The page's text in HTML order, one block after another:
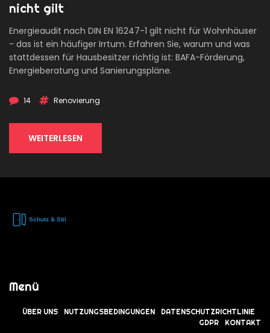
nicht gilt
Energieaudit nach DIN EN 16247-1 gilt nicht für Wohnhäuser
- das ist ein häufiger Irrtum. Erfahren Sie, warum und was
stattdessen für Hausbesitzer richtig ist: BAFA-Förderung,
Energieberatung und Sanierungspläne.
14 Renovierung
WEITERLESEN
Menü
ÜBER UNS NUTZUNGSBEDINGUNGEN
DATENSCHUTZRICHTLINIE
GDPR
KONTAKT